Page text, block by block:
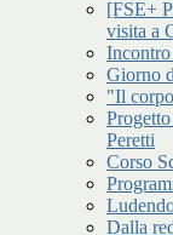
[FSE+
visita a
Giorno
"Il
Peretti
Corso
Dalla